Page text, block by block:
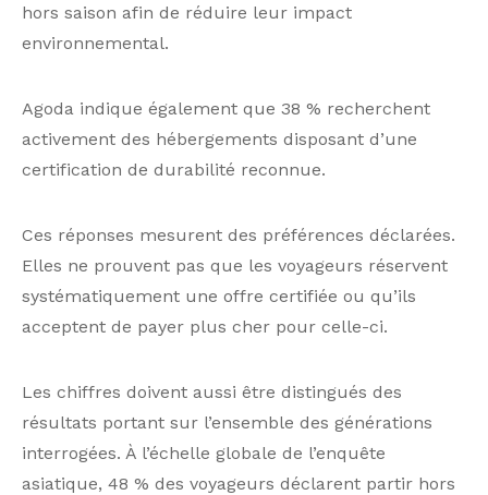
hors saison afin de réduire leur impact
environnemental.
Agoda indique également que 38 % recherchent
activement des hébergements disposant d’une
certification de durabilité reconnue.
Ces réponses mesurent des préférences déclarées.
Elles ne prouvent pas que les voyageurs réservent
systématiquement une offre certifiée ou qu’ils
acceptent de payer plus cher pour celle-ci.
Les chiffres doivent aussi être distingués des
résultats portant sur l’ensemble des générations
interrogées. À l’échelle globale de l’enquête
asiatique, 48 % des voyageurs déclarent partir hors